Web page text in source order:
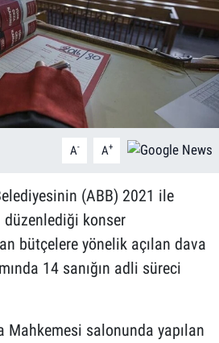
A- A+
(ABB) 2021 ile
düzenlediği konser
bütçelere yönelik açılan dava
14 sanığın adli süreci
Mahkemesi salonunda yapılan